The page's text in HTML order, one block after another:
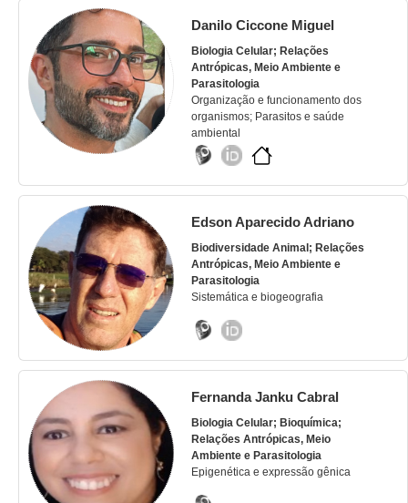
Danilo Ciccone Miguel
Biologia Celular; Relações
Antrópicas, Meio Ambiente e
Parasitologia
Organização e funcionamento dos
organismos; Parasitos e saúde
ambiental
Edson Aparecido Adriano
Biodiversidade Animal; Relações
Antrópicas, Meio Ambiente e
Parasitologia
Sistemática e biogeografia
Fernanda Janku Cabral
Biologia Celular; Bioquímica;
Relações Antrópicas, Meio
Ambiente e Parasitologia
Epigenética e expressão gênica